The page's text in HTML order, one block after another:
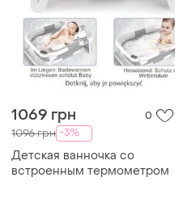
1069 грн 0
1096 грн -3%
Детская ванночка со
встроенным термометром